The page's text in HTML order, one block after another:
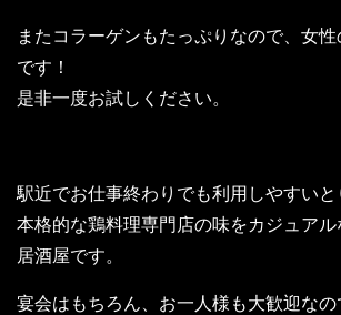
またコラーゲンもたっぷりなので、女
です！
是非一度お試しください。
駅近でお仕事終わりでも利用しやすいと
本格的な鶏料理専門店の味をカジュア
居酒屋です。
宴会はもちろん、お一人様も大歓迎な